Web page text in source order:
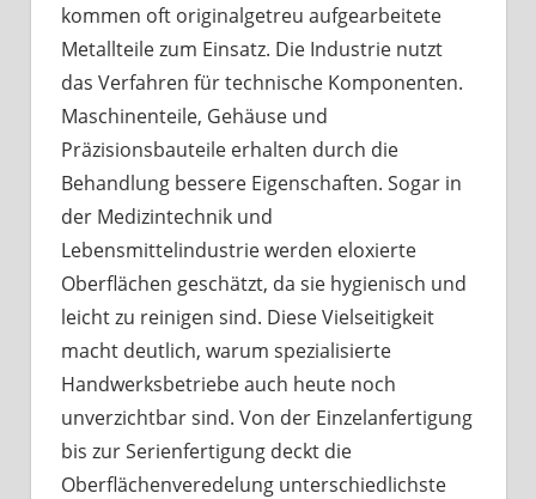
kommen oft originalgetreu aufgearbeitete
Metallteile zum Einsatz. Die Industrie nutzt
das Verfahren für technische Komponenten.
Maschinenteile, Gehäuse und
Präzisionsbauteile erhalten durch die
Behandlung bessere Eigenschaften. Sogar in
der Medizintechnik und
Lebensmittelindustrie werden eloxierte
Oberflächen geschätzt, da sie hygienisch und
leicht zu reinigen sind. Diese Vielseitigkeit
macht deutlich, warum spezialisierte
Handwerksbetriebe auch heute noch
unverzichtbar sind. Von der Einzelanfertigung
bis zur Serienfertigung deckt die
Oberflächenveredelung unterschiedlichste